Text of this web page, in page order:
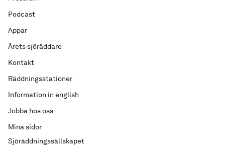
Sjöräddningssällskapet
Podcast
Appar
Årets sjöräddare
Kontakt
Räddningsstationer
Information in english
Jobba hos oss
Mina sidor